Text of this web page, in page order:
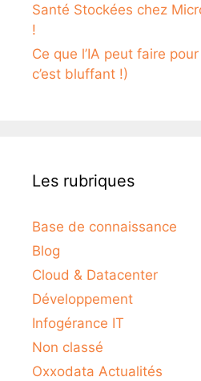
Santé Stockées chez
!
Ce que l’IA peut faire
c’est bluffant !)
Les rubriques
Base de connaissance
Blog
Cloud & Datacenter
Développement
Infogérance IT
Non classé
Oxxodata Actualités